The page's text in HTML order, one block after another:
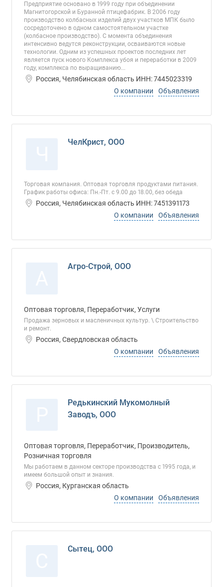
Предприятие основано в 1999 году при объединении
Магнитогорской и Буранной птицефабрик. В 2006 году
производство колбасных изделий двух участков МПК было
сосредоточено в одном самостоятельном участке
(колбасное производство). С момента объединения
интенсивно ведутся реконструкции, осваиваются новые
технологии. Одним из успешных проектов последних лет
является пуск нового Комплекса убоя и переработки в 2009
году, комплекса по выращиванию...
Россия, Челябинская область ИНН: 7445023319
О компании
Объявления
ЧелКрист, ООО
Торговая компания. Оптовая торговля продуктами питания.
График работы офиса: Пн.-Пт. с 9.00 до 18.00, без обеда
Россия, Челябинская область ИНН: 7451391173
О компании
Объявления
Агро-Строй, ООО
Оптовая торговля, Переработчик, Услуги
Продажа зерновых и масленичных культур. \ Строительство
и ремонт.
Россия, Свердловская область
О компании
Объявления
Редькинский Мукомолный
Заводъ, ООО
Оптовая торговля, Переработчик, Производитель,
Розничная торговля
Мы работаем в данном секторе производства с 1995 года, и
имеем большой опыт и знания.
Россия, Курганская область
О компании
Объявления
Сытец, ООО